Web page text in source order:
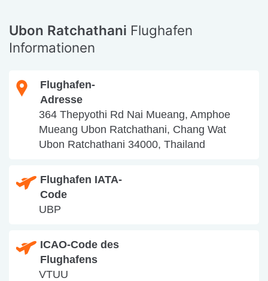
Ubon Ratchathani Flughafen
Informationen
Flughafen-
Adresse
364 Thepyothi Rd Nai Mueang, Amphoe
Mueang Ubon Ratchathani, Chang Wat
Ubon Ratchathani 34000, Thailand
Flughafen IATA-
Code
UBP
ICAO-Code des
Flughafens
VTUU